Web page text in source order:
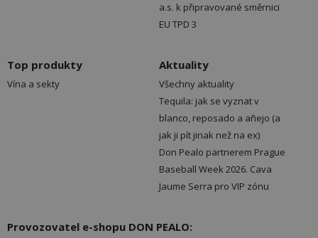
a.s. k připravované směrnici
EU TPD 3
Top produkty
Vína a sekty
Aktuality
Všechny aktuality
Tequila: jak se vyznat v
blanco, reposado a añejo (a
jak ji pít jinak než na ex)
Don Pealo partnerem Prague
Baseball Week 2026. Cava
Jaume Serra pro VIP zónu
Provozovatel e-shopu DON PEALO: